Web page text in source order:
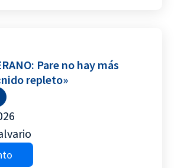
Pare no hay más
repleto»